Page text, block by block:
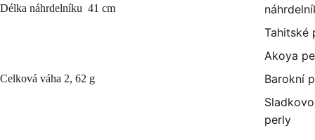
Tahitské
Akoya
Barokní
perly
Délka náhrdelníku 41 cm
Celková váha 2, 62 g